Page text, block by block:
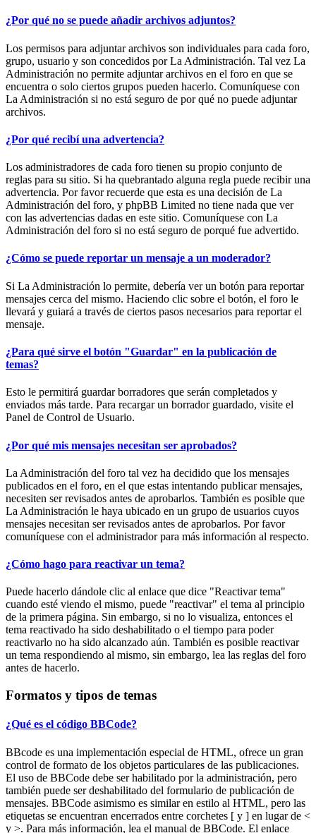
¿Por qué no se puede añadir archivos adjuntos?
Los permisos para adjuntar archivos son individuales para cada foro,
grupo, usuario y son concedidos por La Administración. Tal vez La
Administración no permite adjuntar archivos en el foro en que se
encuentra o solo ciertos grupos pueden hacerlo. Comuníquese con
La Administración si no está seguro de por qué no puede adjuntar
archivos.
¿Por qué recibí una advertencia?
Los administradores de cada foro tienen su propio conjunto de
reglas para su sitio. Si ha quebrantado alguna regla puede recibir una
advertencia. Por favor recuerde que esta es una decisión de La
Administración del foro, y phpBB Limited no tiene nada que ver
con las advertencias dadas en este sitio. Comuníquese con La
Administración del foro si no está seguro de porqué fue advertido.
¿Cómo se puede reportar un mensaje a un moderador?
Si La Administración lo permite, debería ver un botón para reportar
mensajes cerca del mismo. Haciendo clic sobre el botón, el foro le
llevará y guiará a través de ciertos pasos necesarios para reportar el
mensaje.
¿Para qué sirve el botón "Guardar" en la publicación de
temas?
Esto le permitirá guardar borradores que serán completados y
enviados más tarde. Para recargar un borrador guardado, visite el
Panel de Control de Usuario.
¿Por qué mis mensajes necesitan ser aprobados?
La Administración del foro tal vez ha decidido que los mensajes
publicados en el foro, en el que estas intentando publicar mensajes,
necesiten ser revisados antes de aprobarlos. También es posible que
La Administración le haya ubicado en un grupo de usuarios cuyos
mensajes necesitan ser revisados antes de aprobarlos. Por favor
comuníquese con el administrador para más información al respecto.
¿Cómo hago para reactivar un tema?
Puede hacerlo dándole clic al enlace que dice "Reactivar tema"
cuando esté viendo el mismo, puede "reactivar" el tema al principio
de la primera página. Sin embargo, si no lo visualiza, entonces el
tema reactivado ha sido deshabilitado o el tiempo para poder
reactivarlo no ha sido alcanzado aún. También es posible reactivar
un tema respondiendo al mismo, sin embargo, lea las reglas del foro
antes de hacerlo.
Formatos y tipos de temas
¿Qué es el código BBCode?
BBcode es una implementación especial de HTML, ofrece un gran
control de formato de los objetos particulares de las publicaciones.
El uso de BBCode debe ser habilitado por la administración, pero
también puede ser deshabilitado del formulario de publicación de
mensajes. BBCode asimismo es similar en estilo al HTML, pero las
etiquetas se encuentran encerrados entre corchetes [ y ] en lugar de <
y >. Para más información, lea el manual de BBCode. El enlace